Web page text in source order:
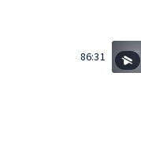
86:31